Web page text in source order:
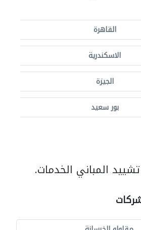
القاهرة
الاسكندرية
الجيزة
بور سعيد
المباني الخدمات.